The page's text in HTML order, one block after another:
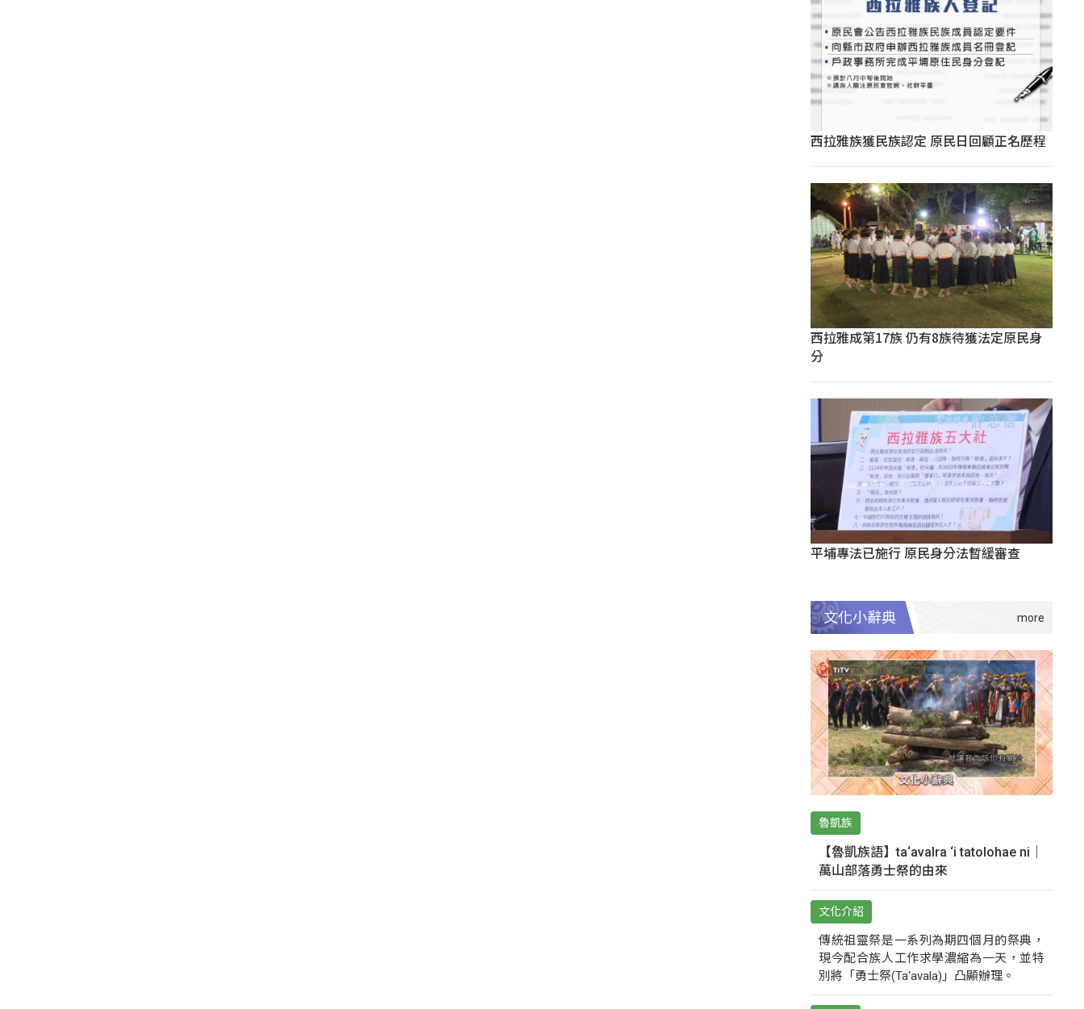
西拉雅族獲民族認定 原民日回顧正名歷程
西拉雅成第17族 仍有8族待獲法定原民身
分
平埔專法已施行 原民身分法暫緩審查
文化小辭典
魯凱族
【魯凱族語】ta‘avalra ‘i tatolohae ni｜
萬山部落勇士祭的由來
文化介紹
傳統祖靈祭是一系列為期四個月的祭典，
現今配合族人工作求學濃縮為一天，並特
別將「勇士祭(Ta‘avala)」凸顯辦理。